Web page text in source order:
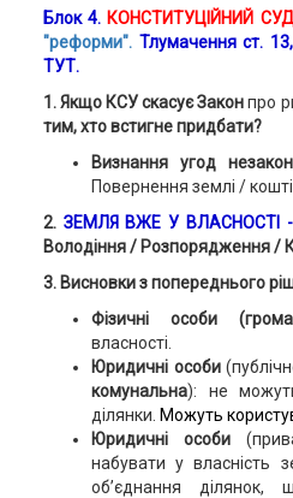
Блок 4. КОНСТИТУЦІЙНИЙ
"реформи". Тлумачення ст.
ТУТ.
1. Якщо КСУ скасує Законпро
тим, хто встигне придбати?
Визнання угод
Повернення землі /
2. ЗЕМЛЯ ВЖЕ У ВЛАСНОСТІ -
Володіння / Розпорядження /
3. Висновки з попереднього
Фізичні особи
власності.
Юридичні особи
комунальна): не
ділянки. Можуть
Юридичні особи
набувати у власність
об’єднання